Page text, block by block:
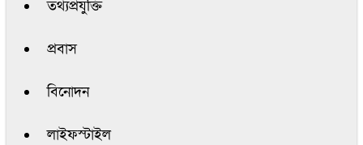
তথ্যপ্রযুক্তি
প্রবাস
বিনোদন
লাইফস্টাইল